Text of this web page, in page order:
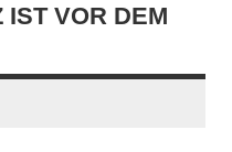
IST VOR DEM